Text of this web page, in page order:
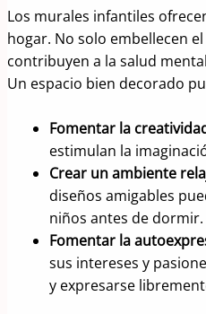
Los murales infantiles
hogar. No solo embellecen
contribuyen a la salud
Un espacio bien decorado
Fomentar la
estimulan la
Crear un ambiente
diseños amigables
niños antes de dormir.
Fomentar la
sus intereses y
y expresarse